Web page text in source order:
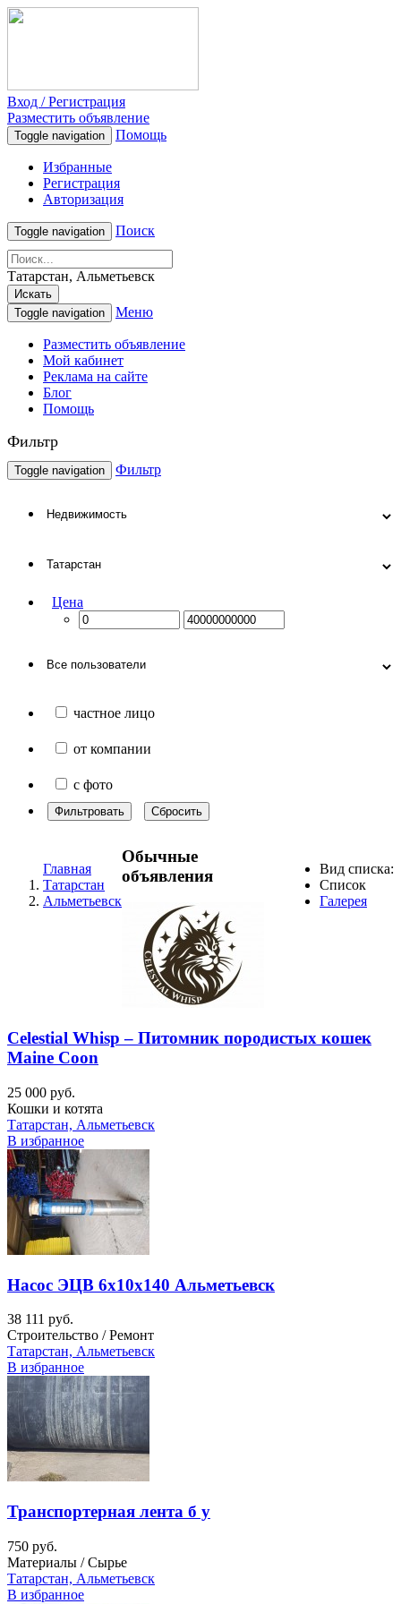
Вход / Регистрация
Разместить объявление
Toggle navigation Помощь
Избранные
Регистрация
Авторизация
Toggle navigation Поиск
Татарстан, Альметьевск
Искать
Toggle navigation
Меню
Разместить объявление
Мой кабинет
Реклама на сайте
Блог
Помощь
Фильтр
Toggle navigation Фильтр
Цена
частное лицо
от компании
с фото
Фильтровать Сбросить
Главная
Татарстан
Альметьевск
Вид списка:
Список
Галерея
Обычные
объявления
Celestial Whisp – Питомник породистых кошек
Maine Coon
25 000 руб.
Кошки и котята
Татарстан, Альметьевск
В избранное
Насос ЭЦВ 6х10х140 Альметьевск
38 111 руб.
Строительство / Ремонт
Татарстан, Альметьевск
В избранное
Транспортерная лента б у
750 руб.
Материалы / Сырье
Татарстан, Альметьевск
В избранное